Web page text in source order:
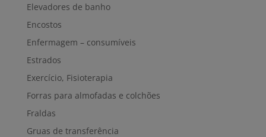
Elevadores de banho
Encostos
Enfermagem – consumíveis
Estrados
Exercício, Fisioterapia
Forras para almofadas e colchões
Fraldas
Gruas de transferência